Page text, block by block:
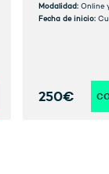
Modalidad: Online
Fecha de inicio:
250€